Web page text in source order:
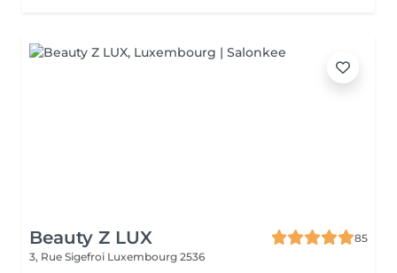
Beauty Z LUX
85
3, Rue Sigefroi Luxembourg 2536